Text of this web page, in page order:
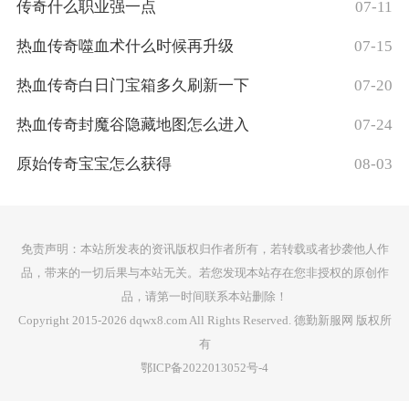
传奇什么职业强一点 07-11
热血传奇噬血术什么时候再升级 07-15
热血传奇白日门宝箱多久刷新一下 07-20
热血传奇封魔谷隐藏地图怎么进入 07-24
原始传奇宝宝怎么获得 08-03
免责声明：本站所发表的资讯版权归作者所有，若转载或者抄袭他人作
品，带来的一切后果与本站无关。若您发现本站存在您非授权的原创作
品，请第一时间联系本站删除！
Copyright 2015-2026 dqwx8.com All Rights Reserved. 德勤新服网 版权所
有
鄂ICP备2022013052号-4